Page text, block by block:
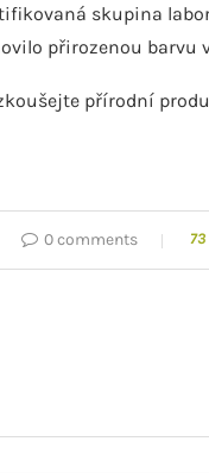
skupina
přirozenou barvu
přírodní
0 comments 73